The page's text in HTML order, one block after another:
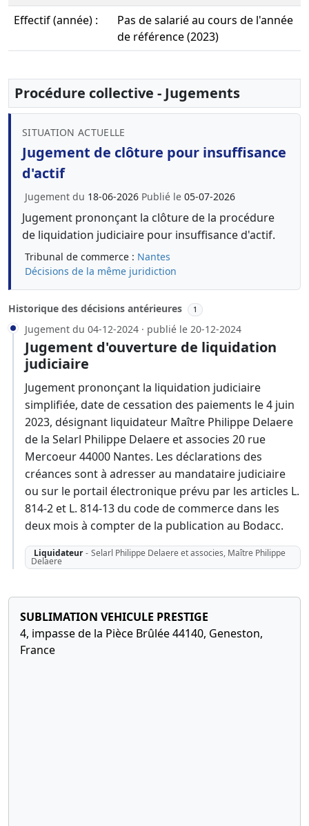
Effectif (année) :
Pas de salarié au cours de l'année
de référence (2023)
Procédure collective - Jugements
SITUATION ACTUELLE
Jugement de clôture pour insuffisance
d'actif
Jugement du 18-06-2026 Publié le 05-07-2026
Jugement prononçant la clôture de la procédure
de liquidation judiciaire pour insuffisance d'actif.
Tribunal de commerce : Nantes
Décisions de la même juridiction
Historique des décisions antérieures 1
Jugement du 04-12-2024 · publié le 20-12-2024
Jugement d'ouverture de liquidation
judiciaire
Jugement prononçant la liquidation judiciaire
simplifiée, date de cessation des paiements le 4 juin
2023, désignant liquidateur Maître Philippe Delaere
de la Selarl Philippe Delaere et associes 20 rue
Mercoeur 44000 Nantes. Les déclarations des
créances sont à adresser au mandataire judiciaire
ou sur le portail électronique prévu par les articles L.
814-2 et L. 814-13 du code de commerce dans les
deux mois à compter de la publication au Bodacc.
Liquidateur - Selarl Philippe Delaere et associes, Maître Philippe
Delaere
SUBLIMATION VEHICULE PRESTIGE
4, impasse de la Pièce Brûlée 44140, Geneston,
France